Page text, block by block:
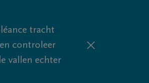
tracht
controleer
vallen echter